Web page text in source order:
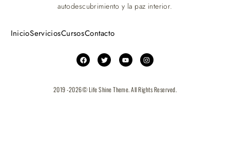
autodescubrimiento y la paz interior.
InicioServiciosCursosContacto
2019 -2026© Life Shine Theme. All Rights Reserved.